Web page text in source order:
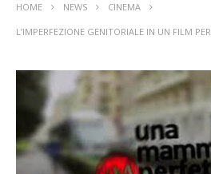
HOME NEWS CINEMA
L’IMPERFEZIONE GENITORIALE IN UN FILM